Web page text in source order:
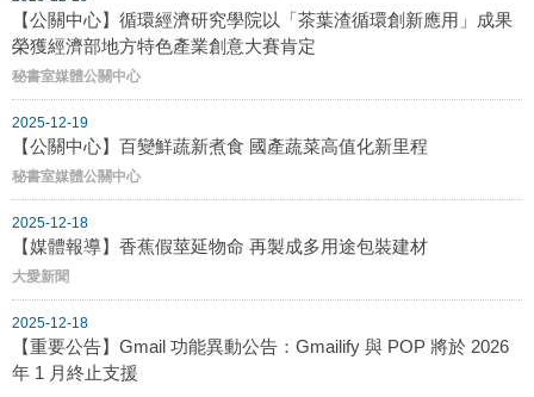
【公關中心】循環經濟研究學院以「茶葉渣循環創新應用」成果
榮獲經濟部地方特色產業創意大賽肯定
秘書室媒體公關中心
2025-12-19
【公關中心】百變鮮蔬新煮食 國產蔬菜高值化新里程
秘書室媒體公關中心
2025-12-18
【媒體報導】香蕉假莖延物命 再製成多用途包裝建材
大愛新聞
2025-12-18
【重要公告】Gmail 功能異動公告：Gmailify 與 POP 將於 2026
年 1 月終止支援